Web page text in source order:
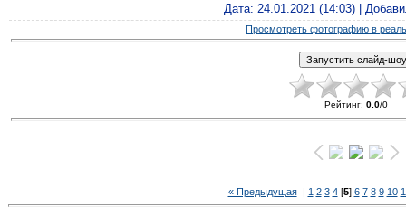
Дата: 24.01.2021 (14:03) |
Просмотреть фотографию в
Рейтинг: 0.0/0
« Предыдущая| 1 2 3 4[5] 6 7 8 9 10